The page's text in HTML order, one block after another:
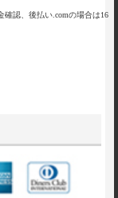
認、後払い.comの場合は16